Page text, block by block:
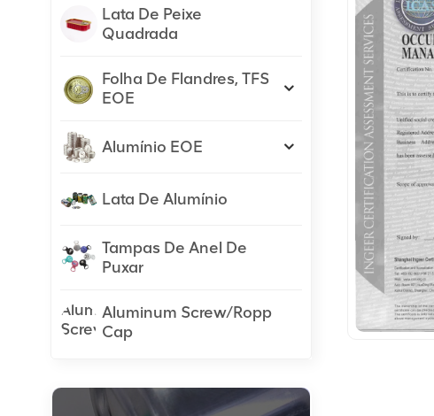
Lata De Peixe
Quadrada
Folha De Flandres, TFS
EOE
Alumínio EOE
Lata De Alumínio
Tampas De Anel De
Puxar
Aluminum Screw/Ropp
Cap